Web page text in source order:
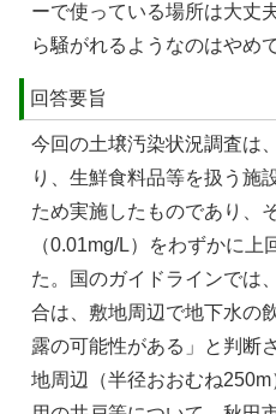
ーで使っている場所は⼤丈
ら騒がれるようなのはやめ
回答要旨
今回の土壌汚染状況調査は
り、生鮮食料品等を扱う施
ため実施したものであり、
（0.01mg/L）をわずかに
た。国のガイドラインでは
合は、敷地周辺で地下水の
露の可能性がある」と判断
地周辺（半径おおむね